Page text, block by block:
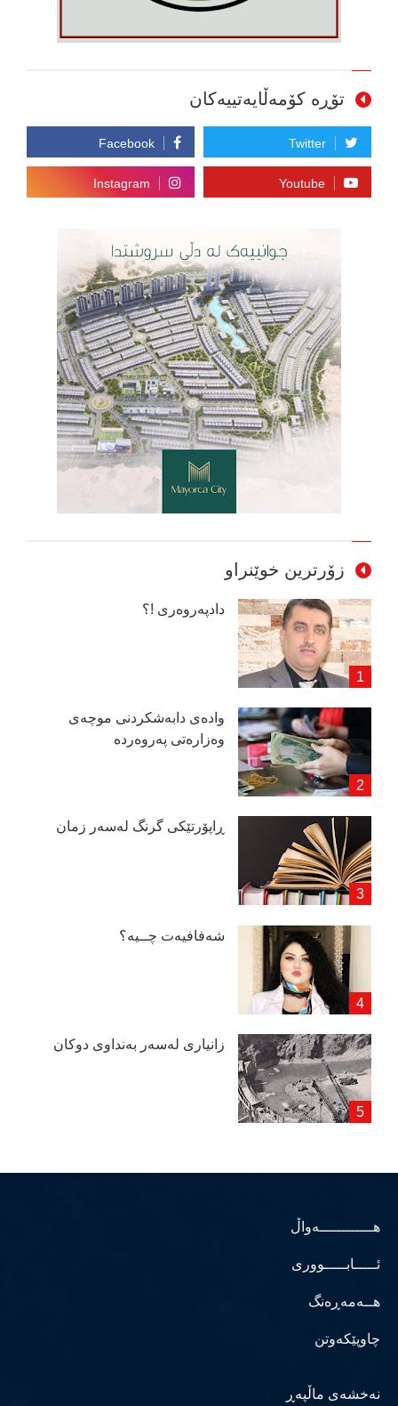
تۆڕە کۆمەڵایەتییەکان
زۆرترین خوێنراو
دادپەروەری !؟
وادەی دابەشكردنی موچەی
وەزارەتی پەروەردە
ڕاپۆرتێكی گرنگ لەسەر زمان
شەفافیەت چــیە؟
زانیاری لەسەر بەنداوی دوكان
هــــــــــــەواڵ
ئـــــابـــــووری
هــەمەڕەنگ
چاوپێکەوتن
نەخشەی ماڵپەڕ